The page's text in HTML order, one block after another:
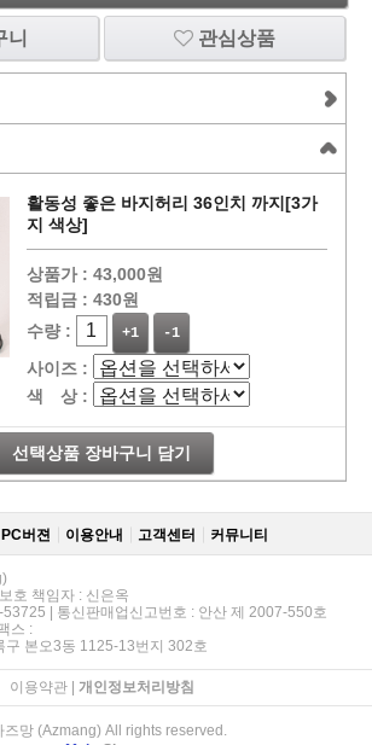
니 관심상품
활동성 좋은 바지허리 36인치 까지[3가
지 색상]
상품가 : 43,000원
적립금 : 430원
수량 :
+1 -1
사이즈 :
색 상 :
선택상품 장바구니 담기
PC버젼 이용안내 고객센터 커뮤니티
호 책임자 : 신은옥
| 통신판매업신고번호 : 안산 제 2007-550호
스 :
구 본오3동 1125-13번지 302호
이용약관| 개인정보처리방침
망 (Azmang) All rights reserved.